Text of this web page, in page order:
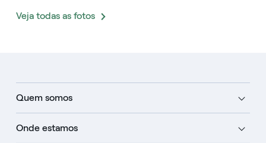
Veja todas as fotos
Quem somos
Onde estamos